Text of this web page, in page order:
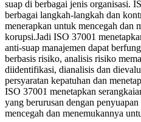
suap di berbagai jenis organisasi.
berbagai langkah-langkah dan
menerapkan untuk mencegah dan
korupsi.Jadi ISO 37001
anti-suap manajemen dapat
berbasis risiko, analisis risiko
diidentifikasi, dianalisis dan
persyaratan kepatuhan dan
ISO 37001 menetapkan
yang berurusan dengan
mencegah dan menemukannya